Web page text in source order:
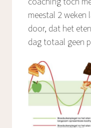
meestal 2 weken
door, dat het
dag totaal geen